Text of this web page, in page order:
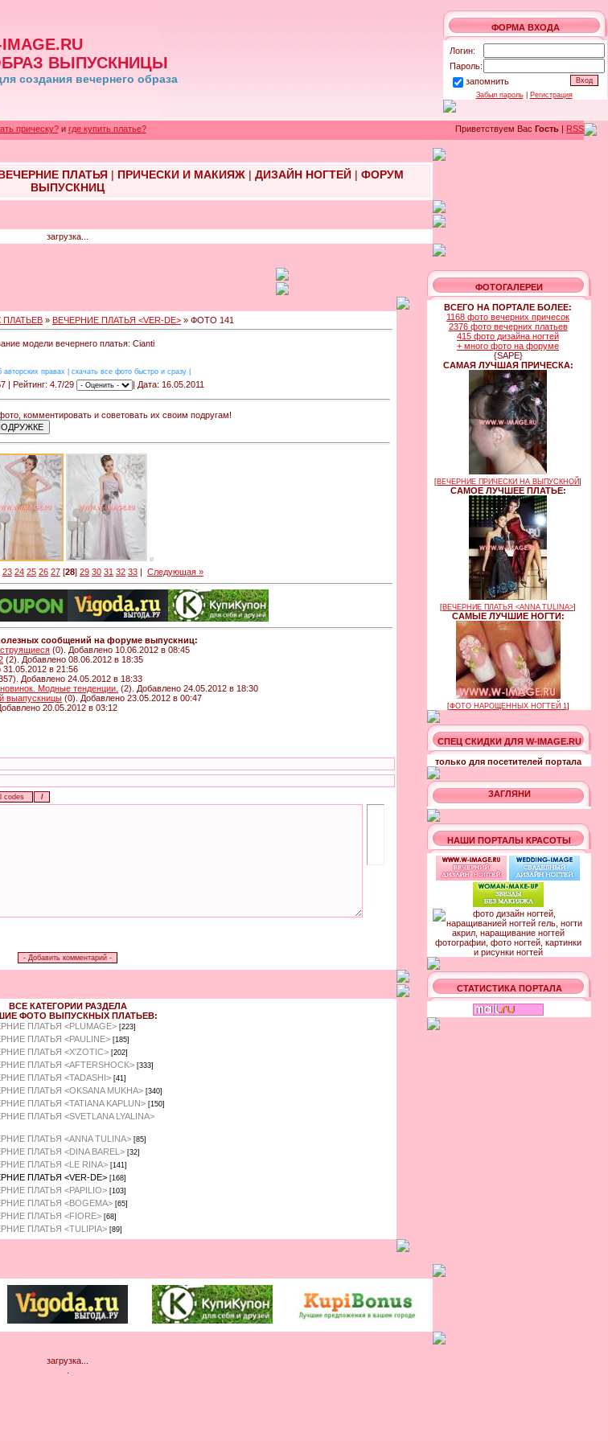
ВЫПУСКНИЦЫ
создания вечернего образа
ФОРМА ВХОДА
Логин:
Пароль:
запомнить
Забыл пароль| Регистрация
прическу?и где купить платье? Приветствуем Вас Гость | RSS
ПЛАТЬЯ| ПРИЧЕСКИ И МАКИЯЖ| ДИЗАЙН НОГТЕЙ| ФОРУМ
ВЫПУСКНИЦ
загрузка...
» ВЕЧЕРНИЕ ПЛАТЬЯ <VER-DE> » ФОТО 141
модели вечернего платья: Cianti
правах скачать все фото быстро и сразу
| Рейтинг: 4.7/29 | Дата: 16.05.2011
комментировать и советовать их своим подругам!
23 24 25 26 27 [28] 29 30 31 32 33 | Следующая »
сообщений на форуме выпускниц:
(0). Добавлено 10.06.2012 в 08:45
(2). Добавлено 08.06.2012 в 18:35
в 21:56
Добавлено 24.05.2012 в 18:33
Модные тенденции. (2). Добавлено 24.05.2012 в 18:30
выапускницы (0). Добавлено 23.05.2012 в 00:47
20.05.2012 в 03:12
ВСЕ КАТЕГОРИИ РАЗДЕЛА
ФОТО ВЫПУСКНЫХ ПЛАТЬЕВ:
ПЛАТЬЯ <PLUMAGE> [223]
ПЛАТЬЯ <PAULINE> [185]
ПЛАТЬЯ <X'ZOTIC> [202]
ПЛАТЬЯ <AFTERSHOCK> [333]
ПЛАТЬЯ <TADASHI> [41]
ПЛАТЬЯ <OKSANA MUKHA> [340]
ПЛАТЬЯ <TATIANA KAPLUN> [150]
ПЛАТЬЯ <SVETLANA LYALINA>
ПЛАТЬЯ <ANNA TULINA> [85]
ПЛАТЬЯ <DINA BAREL> [32]
ПЛАТЬЯ <LE RINA> [141]
ПЛАТЬЯ <VER-DE> [168]
ПЛАТЬЯ <PAPILIO> [103]
ПЛАТЬЯ <BOGEMA> [65]
ПЛАТЬЯ <FIORE> [68]
ПЛАТЬЯ <TULIPIA> [89]
ФОТОГАЛЕРЕИ
ВСЕГО НА ПОРТАЛЕ БОЛЕЕ:
1168 фото вечерних причесок
2376 фото вечерних платьев
415 фото дизайна ногтей
+ много фото на форуме
{SAPE}
САМАЯ ЛУЧШАЯ ПРИЧЕСКА:
[ВЕЧЕРНИЕ ПРИЧЕСКИ НА ВЫПУСКНОЙ]
САМОЕ ЛУЧШЕЕ ПЛАТЬЕ:
[ВЕЧЕРНИЕ ПЛАТЬЯ <ANNA TULINA>]
САМЫЕ ЛУЧШИЕ НОГТИ:
[ФОТО НАРОЩЕННЫХ НОГТЕЙ 1]
СПЕЦ СКИДКИ ДЛЯ W-IMAGE.RU
только для посетителей портала
ЗАГЛЯНИ
НАШИ ПОРТАЛЫ КРАСОТЫ
СТАТИСТИКА ПОРТАЛА
загрузка...